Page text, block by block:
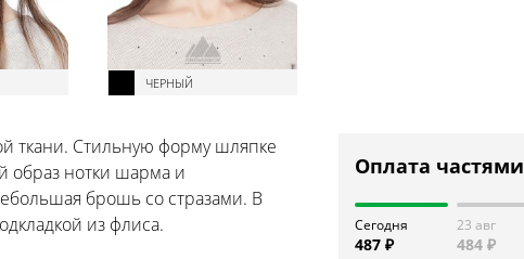
ЧЕРНЫЙ
ткани. Стильную форму шляпке
образ нотки шарма и
брошь со стразами. В
из флиса.
Оплата частями
Сегодня
487 ₽
23 авг
484 ₽